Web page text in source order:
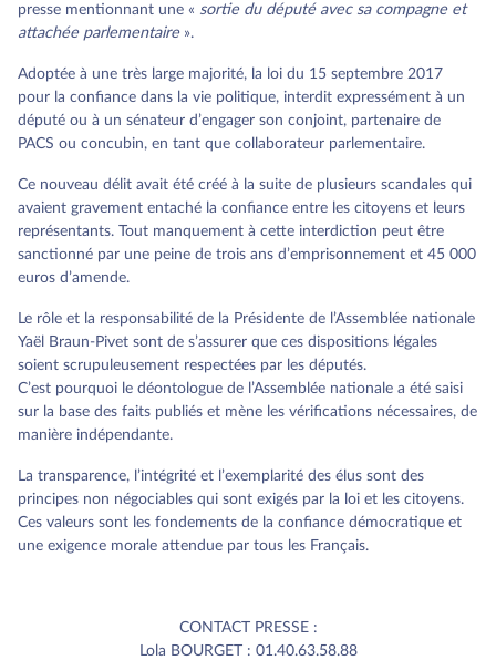
presse mentionnant une « sortie du député avec sa compagne et
attachée parlementaire».
Adoptée à une très large majorité, la loi du 15 septembre 2017
pour la confiance dans la vie politique, interdit expressément à un
député ou à un sénateur d’engager son conjoint, partenaire de
PACS ou concubin, en tant que collaborateur parlementaire.
Ce nouveau délit avait été créé à la suite de plusieurs scandales qui
avaient gravement entaché la confiance entre les citoyens et leurs
représentants. Tout manquement à cette interdiction peut être
sanctionné par une peine de trois ans d’emprisonnement et 45 000
euros d’amende.
Le rôle et la responsabilité de la Présidente de l’Assemblée nationale
Yaël Braun-Pivet sont de s’assurer que ces dispositions légales
soient scrupuleusement respectées par les députés.
C’est pourquoi le déontologue de l’Assemblée nationale a été saisi
sur la base des faits publiés et mène les vérifications nécessaires, de
manière indépendante.
La transparence, l’intégrité et l’exemplarité des élus sont des
principes non négociables qui sont exigés par la loi et les citoyens.
Ces valeurs sont les fondements de la confiance démocratique et
une exigence morale attendue par tous les Français.
CONTACT PRESSE :
Lola BOURGET : 01.40.63.58.88